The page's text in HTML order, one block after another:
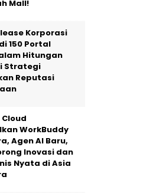
Mall!
Korporasi
150 Portal
Hitungan
Strategi
Reputasi
WorkBuddy
Agen AI Baru,
Inovasi dan
Nyata di Asia